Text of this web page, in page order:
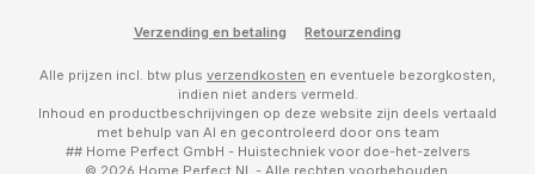
Verzending en betaling Retourzending
Alle prijzen incl. btw plus verzendkosten en eventuele bezorgkosten,
indien niet anders vermeld.
Inhoud en productbeschrijvingen op deze website zijn deels vertaald
met behulp van AI en gecontroleerd door ons team
## Home Perfect GmbH - Huistechniek voor doe-het-zelvers
© 2026 Home Perfect NL - Alle rechten voorbehouden.